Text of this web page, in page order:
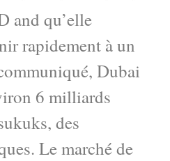
and qu’elle
rapidement à un
Dubai
6 milliards
des
Le marché de